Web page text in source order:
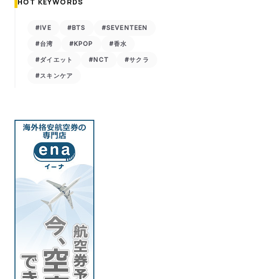
#IVE #BTS #SEVENTEEN
#台湾 #KPOP #香水
#ダイエット #NCT #サクラ
#スキンケア